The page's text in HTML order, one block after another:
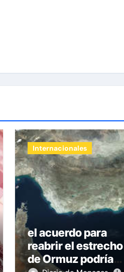
Internacionales
el acuerdo para
reabrir el estrecho
de Ormuz podría